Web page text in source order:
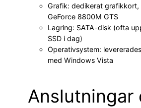
Grafik: dedikerat grafikkort,
GeForce 8800M GTS
Lagring: SATA-disk (ofta
SSD i dag)
Operativsystem:
med Windows Vista
Anslutningar